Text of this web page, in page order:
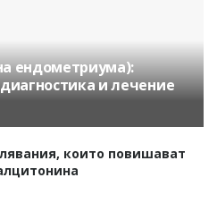
ендометриума):
и лечение
които повишават